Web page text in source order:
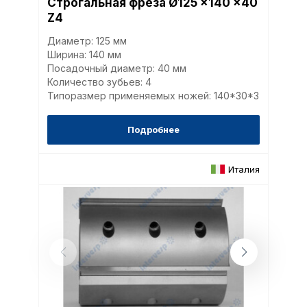
Строгальная фреза Ø125 x140 x40
Z4
Диаметр: 125 мм
Ширина: 140 мм
Посадочный диаметр: 40 мм
Количество зубьев: 4
Типоразмер применяемых ножей: 140*30*3
Подробнее
Италия
cookie-файлы
пользователей
страницы и
совершенствованию
исходя из
пользователей.
Сохранить выбор